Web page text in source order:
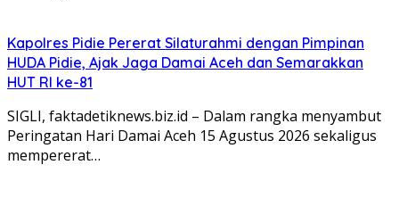
Kapolres Pidie Pererat Silaturahmi dengan Pimpinan
HUDA Pidie, Ajak Jaga Damai Aceh dan Semarakkan
HUT RI ke-81
‎‎SIGLI, faktadetiknews.biz.id – Dalam rangka menyambut
Peringatan Hari Damai Aceh 15 Agustus 2026 sekaligus
mempererat…